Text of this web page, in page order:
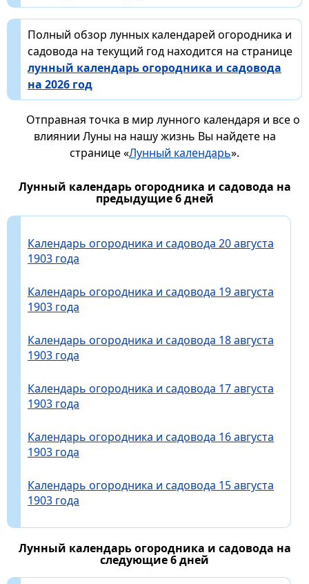
Полный обзор лунных календарей огородника и
садовода на текущий год находится на странице
лунный календарь огородника и садовода
на 2026 год
Отправная точка в мир лунного календаря и все о
влиянии Луны на нашу жизнь Вы найдете на
странице «Лунный календарь».
Лунный календарь огородника и садовода на
предыдущие 6 дней
Календарь огородника и садовода 20 августа
1903 года
Календарь огородника и садовода 19 августа
1903 года
Календарь огородника и садовода 18 августа
1903 года
Календарь огородника и садовода 17 августа
1903 года
Календарь огородника и садовода 16 августа
1903 года
Календарь огородника и садовода 15 августа
1903 года
Лунный календарь огородника и садовода на
следующие 6 дней